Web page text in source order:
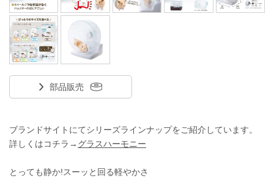
部品販売
ブランドサイトにてシリーズラインナップをご紹介しています。
詳しくはコチラ→ グラスハーモニー
とっても静か!スーッと回る軽やかさ